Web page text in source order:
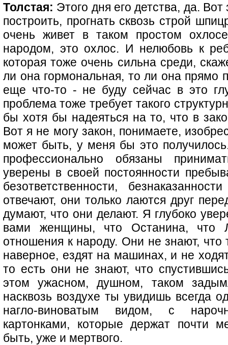
Толстая: Этого дня его детства, да.
построить, прогнать сквозь строй
очень живет в таком простом
народом, это охлос. И нелюбовь к
которая тоже очень сильна среди,
ли она гормональная, то ли она прямо
еще что-то - не буду сейчас в это
проблема тоже требует такого
бы хотя бы надеяться на то, что в
Вот я не могу закон, понимаете,
может быть, у меня бы это
профессионально обязаны
уверены в своей постоянности
безответственности,
отвечают, они только лаются друг
думают, что они делают. Я глубоко
вами женщины, что Останина, что
отношения к народу. Они не знают, что
наверное, ездят на машинах, и не
то есть они не знают, что
этом ужасном, душном, таком
насквозь воздухе ты увидишь всегда
нагло-виноватым видом, с
картонками, которые держат почти
быть, уже и мертвого.